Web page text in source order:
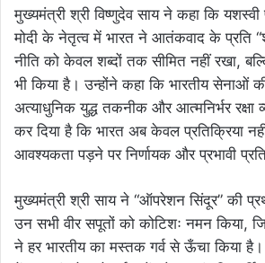
मुख्यमंत्री श्री विष्णुदेव साय ने कहा कि यशस्वी
मोदी के नेतृत्व में भारत ने आतंकवाद के प्रति
नीति को केवल शब्दों तक सीमित नहीं रखा,
भी किया है। उन्होंने कहा कि भारतीय सेनाओं
अत्याधुनिक युद्ध तकनीक और आत्मनिर्भर रक्षा
कर दिया है कि भारत अब केवल प्रतिक्रिया
आवश्यकता पड़ने पर निर्णायक और प्रभावी
मुख्यमंत्री श्री साय ने “ऑपरेशन सिंदूर” की
उन सभी वीर सपूतों को कोटिशः नमन किया,
ने हर भारतीय का मस्तक गर्व से ऊँचा किया